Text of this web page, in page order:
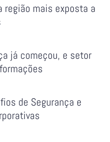
região mais exposta a
já começou, e setor
de Segurança e